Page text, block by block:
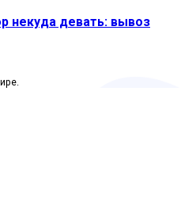
некуда девать: вывоз